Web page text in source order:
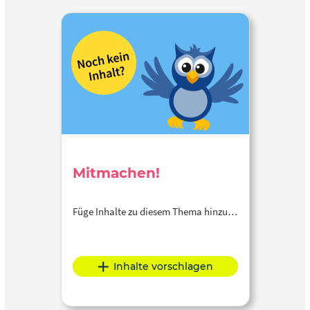
Mitmachen!
Füge Inhalte zu diesem Thema hinzu…
Inhalte vorschlagen